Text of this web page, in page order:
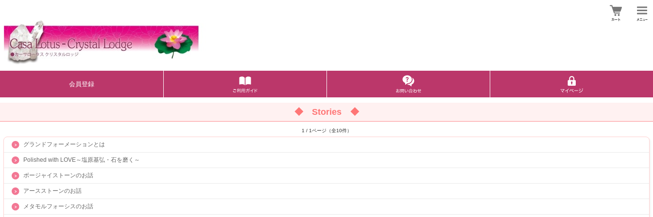
会員登録
◆ Stories ◆
1 / 1ページ（全10件）
グランドフォーメーションとは
Polished with LOVE～塩原基弘・石を磨く～
ボージャイストーンのお話
アースストーンのお話
メタモルフォーシスのお話